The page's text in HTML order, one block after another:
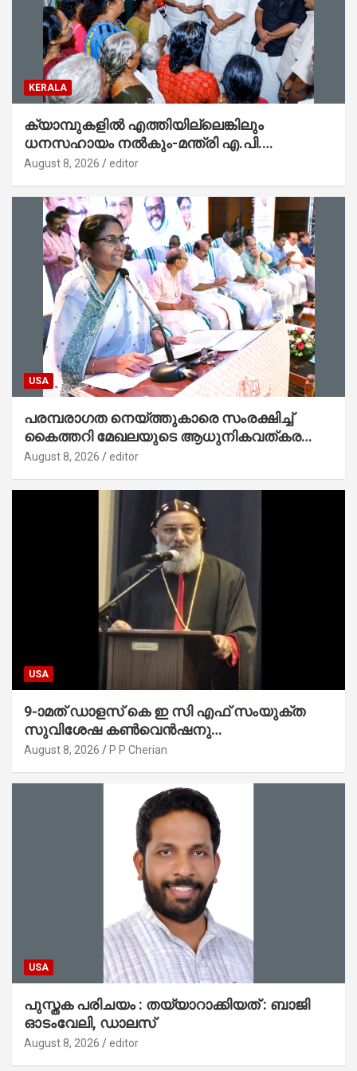
KERALA
ക്യാമ്പുകളിൽ എത്തിയില്ലെങ്കിലും
ധനസഹായം നൽകും-മന്ത്രി എ.പി.
അനിൽകുമാർ
August 8, 2026 editor
USA
പരമ്പരാഗത നെയ്ത്തുകാരെ സംരക്ഷിച്ച്
കൈത്തറി മേഖലയുടെ ആധുനികവത്കരണം
സാധ്യമാക്കും : ഡെപ്യൂട്ടി സ്പീക്കർ
August 8, 2026 editor
USA
9-ാമത് ഡാളസ് കെ ഇ സി എഫ് സംയുക്ത
സുവിശേഷ കൺവെൻഷനു
പ്രാർത്ഥനാനിർഭരമായ തുടക്കം
August 8, 2026 P P Cherian
USA
പുസ്തക പരിചയം : തയ്യാറാക്കിയത് : ബാജി
ഓടംവേലി, ഡാലസ്
August 8, 2026 editor